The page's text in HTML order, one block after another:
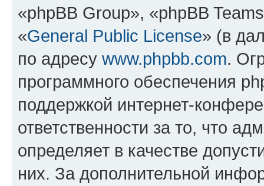
«phpBB Group», «phpBB
«General Public License» (в
по адресу www.phpbb.com.
программного обеспечения
поддержкой интернет-
ответственности за то, что
определяет в качестве
них. За дополнительной